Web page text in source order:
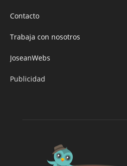
Contacto
Trabaja con nosotros
JoseanWebs
Publicidad